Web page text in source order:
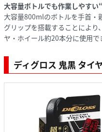
大容量ボトルでも作業しやすい
大容量800mlのボトルを手首・
グリップを搭載することにより
ヤ・ホイール約20本分に使用で
ディグロス 鬼黒 タイ